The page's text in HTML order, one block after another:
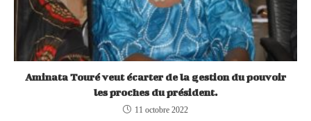
Aminata Touré veut écarter de la gestion du pouvoir
les proches du président.
11 octobre 2022